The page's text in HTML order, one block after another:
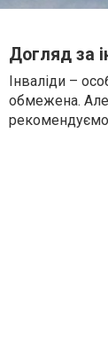
Догляд за
Інваліди –
обмежена.